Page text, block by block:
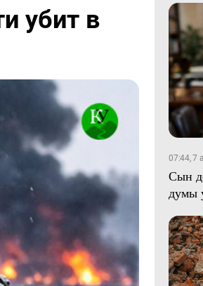
убит в
07:44, 7
Сын
думы